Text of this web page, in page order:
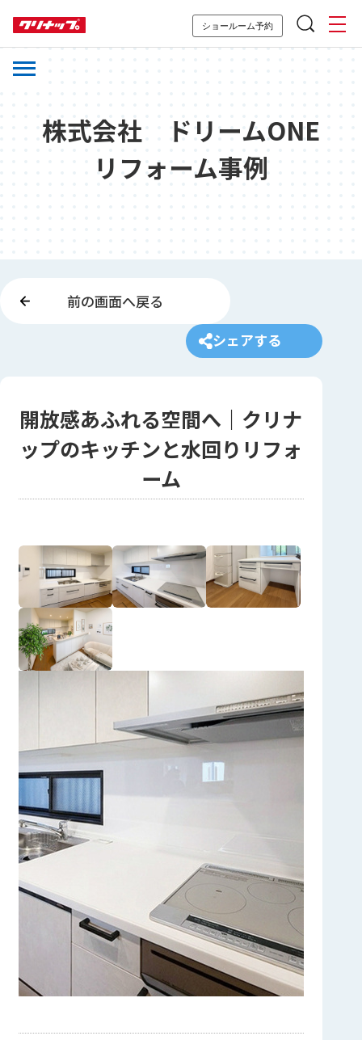
ショールーム予約
株式会社 ドリームONE
リフォーム事例
前の画面へ戻る
シェアする
開放感あふれる空間へ｜クリナ
ップのキッチンと水回りリフォ
ーム